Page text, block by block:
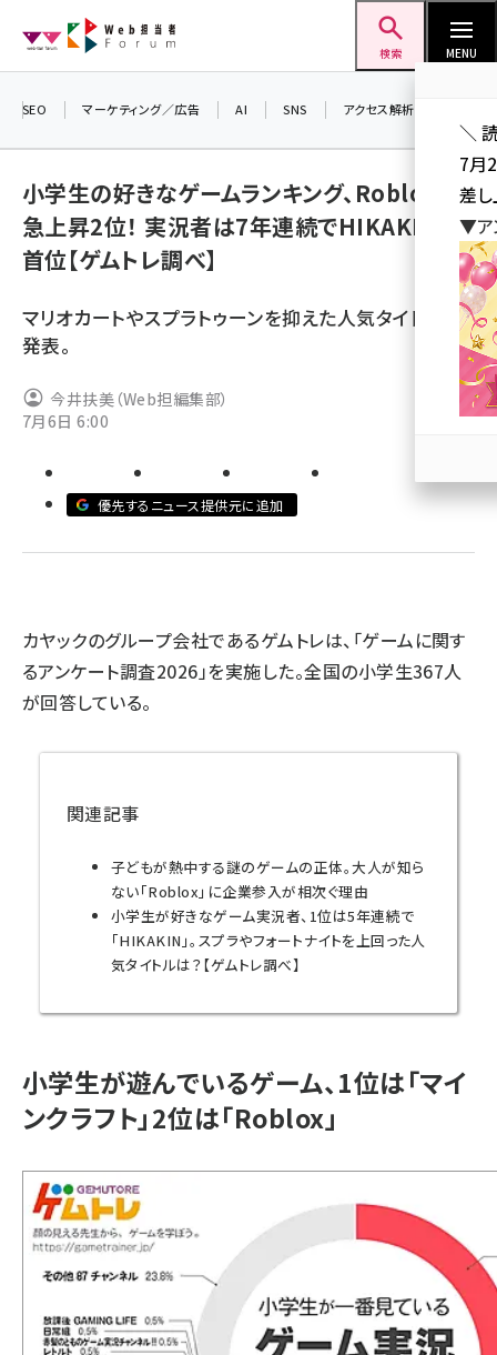
ン
検索 MENU
seo (3523)
youtube (2429)
セミナー (2303)
meo (1275)
SEO マーケティング／広告 AI SNS アクセス解析／データ分析
小学生の好きなゲームランキング、Robloxが
急上昇2位！ 実況者は7年連続でHIKAKINが
首位【ゲムトレ調べ】
マリオカートやスプラトゥーンを抑えた人気タイトルを
発表。
今井扶美（Web担編集部）
7月6日 6:00
優先するニュース提供元に追加
カヤックのグループ会社であるゲムトレは、「ゲームに関す
るアンケート調査2026」を実施した。全国の小学生367人
が回答している。
関連記事
子どもが熱中する謎のゲームの正体。大人が知ら
ない「Roblox」に企業参入が相次ぐ理由
小学生が好きなゲーム実況者、1位は5年連続で
「HIKAKIN」。スプラやフォートナイトを上回った人
気タイトルは？【ゲムトレ調べ】
小学生が遊んでいるゲーム、1位は「マイ
ンクラフト」2位は「Roblox」
＼
7月
差し
▼ア